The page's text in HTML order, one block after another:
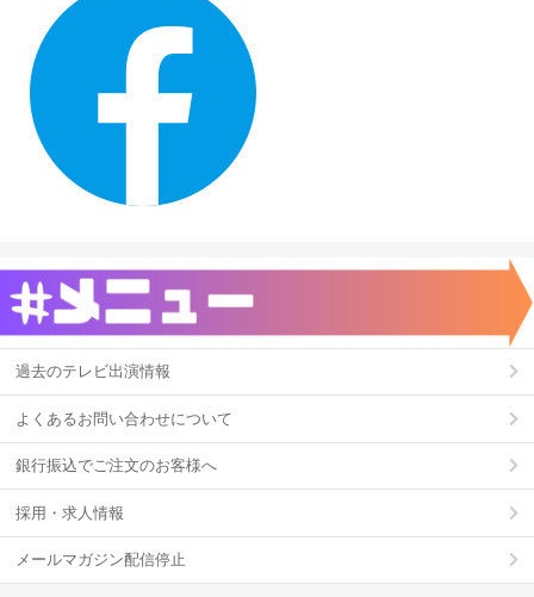
過去のテレビ出演情報
よくあるお問い合わせについて
銀行振込でご注文のお客様へ
採用・求人情報
メールマガジン配信停止